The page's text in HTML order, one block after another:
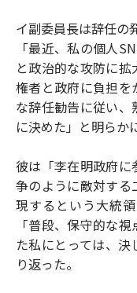
イ副委員長は辞任の
「最近、私の個人
と政治的な攻防に
権者と政府に負担を
な辞任勧告に従い、
に決めた」と明らか
彼は「李在明政府
争のように敵対する
現するという大統
「普段、保守的な
た私にとっては、
り返った。